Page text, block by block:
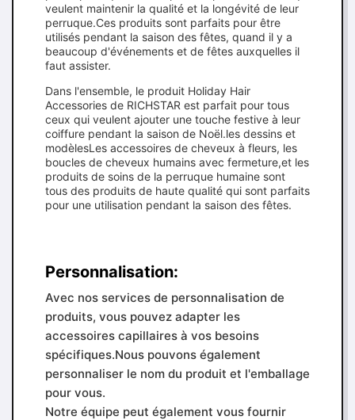
veulent maintenir la qualité et la longévité de leur
perruque.Ces produits sont parfaits pour être
utilisés pendant la saison des fêtes, quand il y a
beaucoup d'événements et de fêtes auxquelles il
faut assister.
Dans l'ensemble, le produit Holiday Hair
Accessories de RICHSTAR est parfait pour tous
ceux qui veulent ajouter une touche festive à leur
coiffure pendant la saison de Noël.les dessins et
modèlesLes accessoires de cheveux à fleurs, les
boucles de cheveux humains avec fermeture,et les
produits de soins de la perruque humaine sont
tous des produits de haute qualité qui sont parfaits
pour une utilisation pendant la saison des fêtes.
Personnalisation:
Avec nos services de personnalisation de
produits, vous pouvez adapter les
accessoires capillaires à vos besoins
spécifiques.Nous pouvons également
personnaliser le nom du produit et l'emballage
pour vous.
Notre équipe peut également vous fournir